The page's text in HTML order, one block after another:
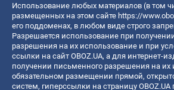
Использование любых материалов (в том
размещенных на этом сайте https://
его поддоменах, в любом виде строго
Разрешается использование при
разрешения на их использование и при
ссылки на сайт OBOZ.UA, а для интернет-
получении письменного разрешения на их
обязательном размещении прямой,
систем, гиперссылки на страницу